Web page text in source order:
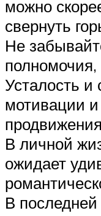
можно
свернуть
Не
Усталость и
мотивации
продвижения
В личной
ожидает
В